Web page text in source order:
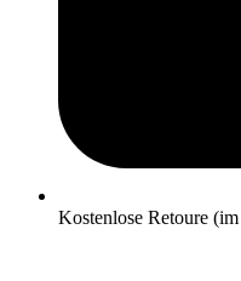
Kostenlose Retoure